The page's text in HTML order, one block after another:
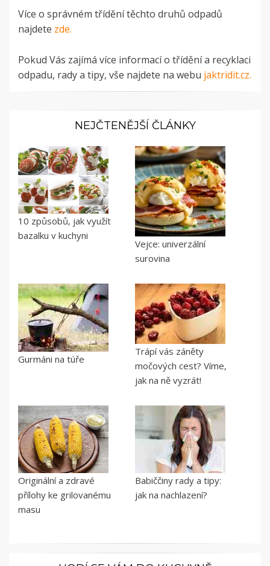
Více o správném třídění těchto druhů odpadů
najdete zde.
Pokud Vás zajímá více informací o třídění a recyklaci
odpadu, rady a tipy, vše najdete na webu jaktridit.cz.
NEJČTENĚJŠÍ ČLÁNKY
10 způsobů, jak využít
bazalku v kuchyni
Vejce: univerzální
surovina
Gurmáni na túře
Trápí vás záněty
močových cest? Víme,
jak na ně vyzrát!
Originální a zdravé
přílohy ke grilovanému
masu
Babiččiny rady a tipy:
jak na nachlazení?